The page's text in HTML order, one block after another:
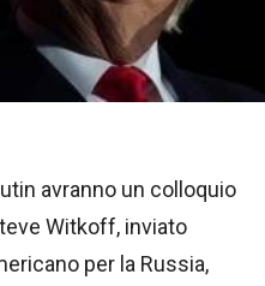
avranno un colloquio
Witkoff, inviato
per la Russia,